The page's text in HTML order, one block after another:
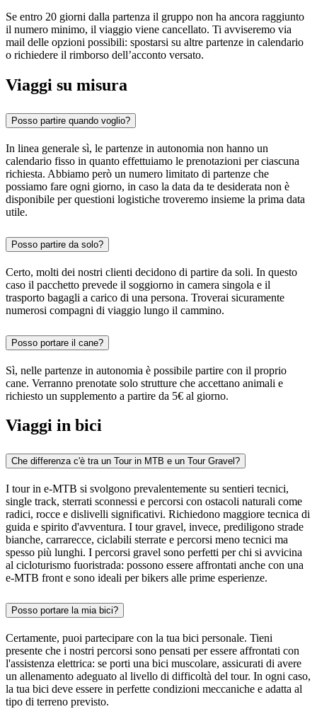
Se entro 20 giorni dalla partenza il gruppo non ha ancora raggiunto
il numero minimo, il viaggio viene cancellato. Ti avviseremo via
mail delle opzioni possibili: spostarsi su altre partenze in calendario
o richiedere il rimborso dell’acconto versato.
Viaggi su misura
Posso partire quando voglio?
In linea generale sì, le partenze in autonomia non hanno un
calendario fisso in quanto effettuiamo le prenotazioni per ciascuna
richiesta. Abbiamo però un numero limitato di partenze che
possiamo fare ogni giorno, in caso la data da te desiderata non è
disponibile per questioni logistiche troveremo insieme la prima data
utile.
Posso partire da solo?
Certo, molti dei nostri clienti decidono di partire da soli. In questo
caso il pacchetto prevede il soggiorno in camera singola e il
trasporto bagagli a carico di una persona. Troverai sicuramente
numerosi compagni di viaggio lungo il cammino.
Posso portare il cane?
Sì, nelle partenze in autonomia è possibile partire con il proprio
cane. Verranno prenotate solo strutture che accettano animali e
richiesto un supplemento a partire da 5€ al giorno.
Viaggi in bici
Che differenza c'è tra un Tour in MTB e un Tour Gravel?
I tour in e-MTB si svolgono prevalentemente su sentieri tecnici,
single track, sterrati sconnessi e percorsi con ostacoli naturali come
radici, rocce e dislivelli significativi. Richiedono maggiore tecnica di
guida e spirito d'avventura. I tour gravel, invece, prediligono strade
bianche, carrarecce, ciclabili sterrate e percorsi meno tecnici ma
spesso più lunghi. I percorsi gravel sono perfetti per chi si avvicina
al cicloturismo fuoristrada: possono essere affrontati anche con una
e-MTB front e sono ideali per bikers alle prime esperienze.
Posso portare la mia bici?
Certamente, puoi partecipare con la tua bici personale. Tieni
presente che i nostri percorsi sono pensati per essere affrontati con
l'assistenza elettrica: se porti una bici muscolare, assicurati di avere
un allenamento adeguato al livello di difficoltà del tour. In ogni caso,
la tua bici deve essere in perfette condizioni meccaniche e adatta al
tipo di terreno previsto.